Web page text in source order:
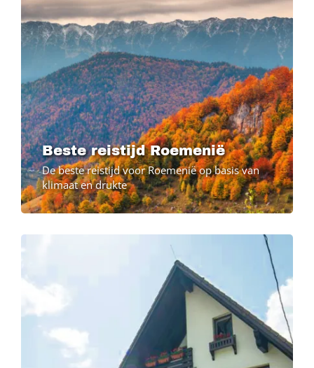
Beste reistijd Roemenië
De beste reistijd voor Roemenië op basis van
klimaat en drukte